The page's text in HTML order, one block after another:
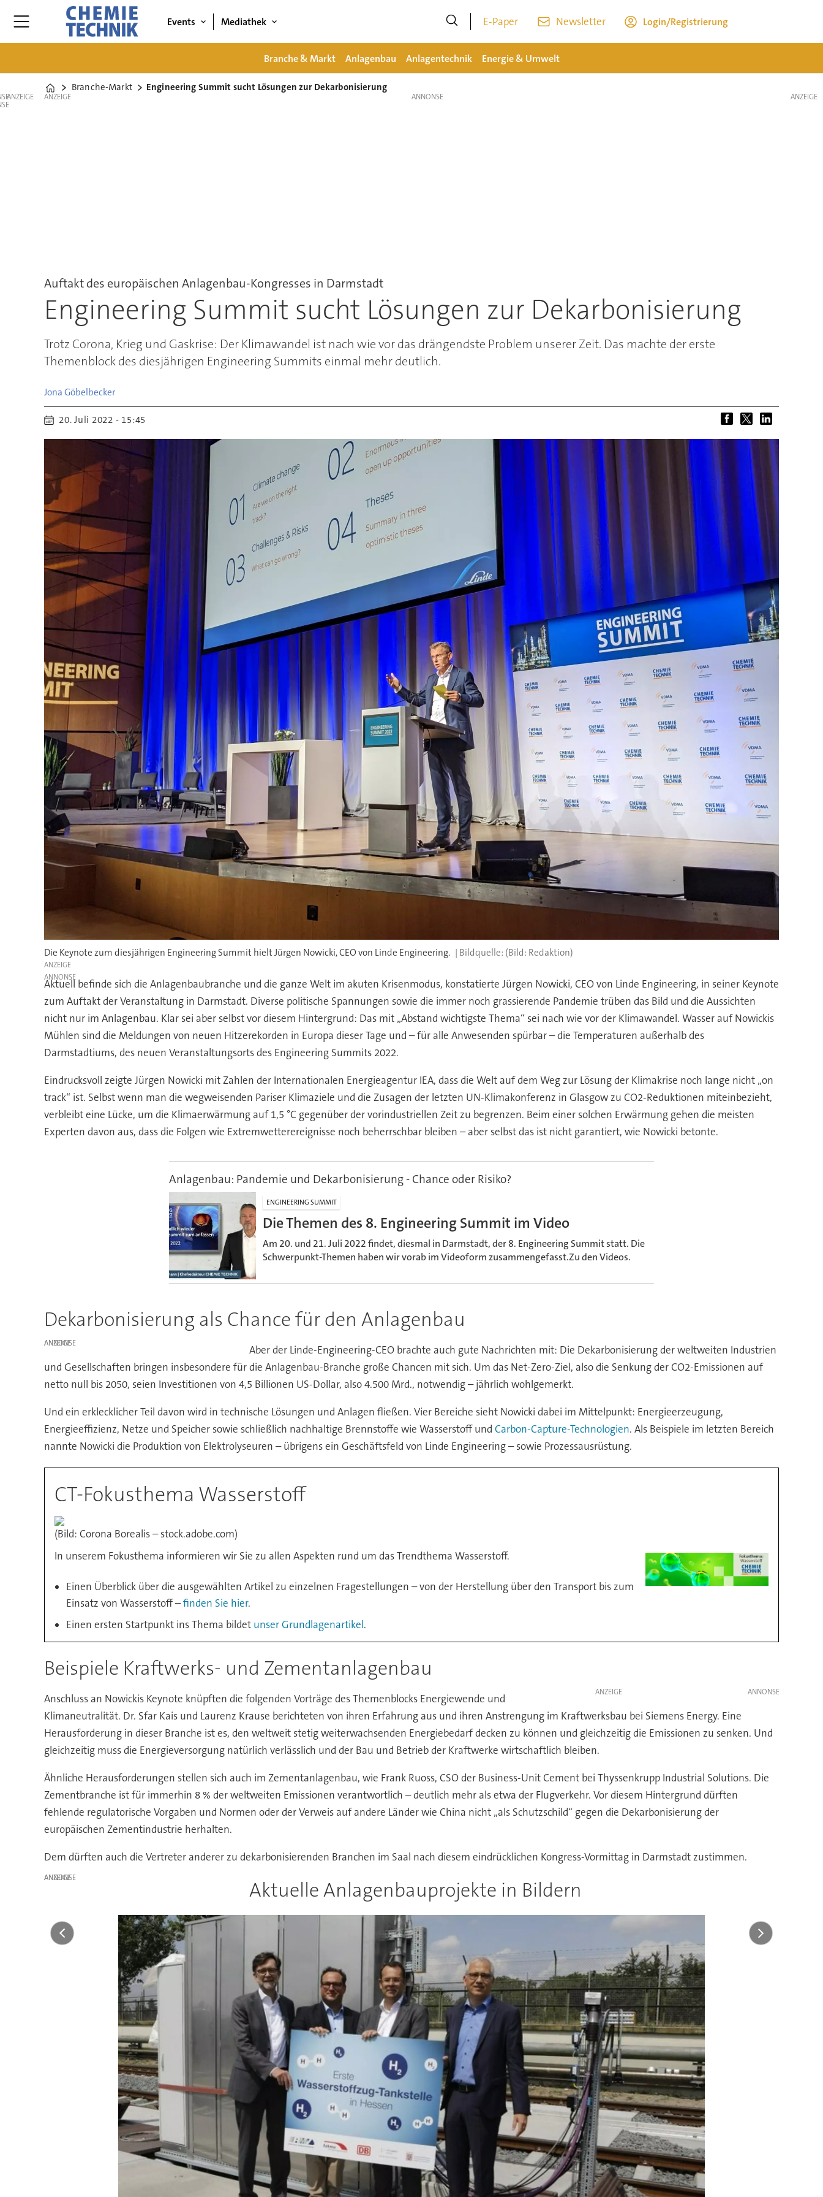
Events Mediathek E-Paper Newsletter Login/Registrierung
Branche & Markt Anlagenbau Anlagentechnik Energie & Umwelt
Home
Branche-Markt Engineering Summit sucht Lösungen zur Dekarbonisierung
ANZEIGE ANZEIGE
Auftakt des europäischen Anlagenbau-Kongresses in Darmstadt
Engineering Summit sucht Lösungen zur Dekarbonisierung
Trotz Corona, Krieg und Gaskrise: Der Klimawandel ist nach wie vor das drängendste Problem unserer Zeit. Das machte der erste
Themenblock des diesjährigen Engineering Summits einmal mehr deutlich.
Jona Göbelbecker
20. Juli 2022 - 15:45
Die Keynote zum diesjährigen Engineering Summit hielt Jürgen Nowicki, CEO von Linde Engineering. (Bild: Redaktion)
ANZEIGE
Aktuell befinde sich die Anlagenbaubranche und die ganze Welt im akuten Krisenmodus, konstatierte Jürgen Nowicki, CEO von Linde Engineering, in seiner Keynote
zum Auftakt der Veranstaltung in Darmstadt. Diverse politische Spannungen sowie die immer noch grassierende Pandemie trüben das Bild und die Aussichten
nicht nur im Anlagenbau. Klar sei aber selbst vor diesem Hintergrund: Das mit „Abstand wichtigste Thema“ sei nach wie vor der Klimawandel. Wasser auf Nowickis
Mühlen sind die Meldungen von neuen Hitzerekorden in Europa dieser Tage und – für alle Anwesenden spürbar – die Temperaturen außerhalb des
Darmstadtiums, des neuen Veranstaltungsorts des Engineering Summits 2022.
Eindrucksvoll zeigte Jürgen Nowicki mit Zahlen der Internationalen Energieagentur IEA, dass die Welt auf dem Weg zur Lösung der Klimakrise noch lange nicht „on
track“ ist. Selbst wenn man die wegweisenden Pariser Klimaziele und die Zusagen der letzten UN-Klimakonferenz in Glasgow zu CO2-Reduktionen miteinbezieht,
verbleibt eine Lücke, um die Klimaerwärmung auf 1,5 °C gegenüber der vorindustriellen Zeit zu begrenzen. Beim einer solchen Erwärmung gehen die meisten
Experten davon aus, dass die Folgen wie Extremwetterereignisse noch beherrschbar bleiben – aber selbst das ist nicht garantiert, wie Nowicki betonte.
Anlagenbau: Pandemie und Dekarbonisierung - Chance oder Risiko?
ENGINEERING SUMMIT
Die Themen des 8. Engineering Summit im Video
Am 20. und 21. Juli 2022 findet, diesmal in Darmstadt, der 8. Engineering Summit statt. Die
Schwerpunkt-Themen haben wir vorab im Videoform zusammengefasst.Zu den Videos.
Dekarbonisierung als Chance für den Anlagenbau
ANZEIGE
Aber der Linde-Engineering-CEO brachte auch gute Nachrichten mit: Die Dekarbonisierung der weltweiten Industrien
und Gesellschaften bringen insbesondere für die Anlagenbau-Branche große Chancen mit sich. Um das Net-Zero-Ziel, also die Senkung der CO2-Emissionen auf
netto null bis 2050, seien Investitionen von 4,5 Billionen US-Dollar, also 4.500 Mrd., notwendig – jährlich wohlgemerkt.
Und ein erklecklicher Teil davon wird in technische Lösungen und Anlagen fließen. Vier Bereiche sieht Nowicki dabei im Mittelpunkt: Energieerzeugung,
Energieeffizienz, Netze und Speicher sowie schließlich nachhaltige Brennstoffe wie Wasserstoff und Carbon-Capture-Technologien. Als Beispiele im letzten Bereich
nannte Nowicki die Produktion von Elektrolyseuren – übrigens ein Geschäftsfeld von Linde Engineering – sowie Prozessausrüstung.
CT-Fokusthema Wasserstoff
(Bild: Corona Borealis – stock.adobe.com)
In unserem Fokusthema informieren wir Sie zu allen Aspekten rund um das Trendthema Wasserstoff.
Einen Überblick über die ausgewählten Artikel zu einzelnen Fragestellungen – von der Herstellung über den Transport bis zum
Einsatz von Wasserstoff –finden Sie hier.
Einen ersten Startpunkt ins Thema bildet unser Grundlagenartikel.
Beispiele Kraftwerks- und Zementanlagenbau
ANZEIGE
Anschluss an Nowickis Keynote knüpften die folgenden Vorträge des Themenblocks Energiewende und
Klimaneutralität. Dr. Sfar Kais und Laurenz Krause berichteten von ihren Erfahrung aus und ihren Anstrengung im Kraftwerksbau bei Siemens Energy. Eine
Herausforderung in dieser Branche ist es, den weltweit stetig weiterwachsenden Energiebedarf decken zu können und gleichzeitig die Emissionen zu senken. Und
gleichzeitig muss die Energieversorgung natürlich verlässlich und der Bau und Betrieb der Kraftwerke wirtschaftlich bleiben.
Ähnliche Herausforderungen stellen sich auch im Zementanlagenbau, wie Frank Ruoss, CSO der Business-Unit Cement bei Thyssenkrupp Industrial Solutions. Die
Zementbranche ist für immerhin 8 % der weltweiten Emissionen verantwortlich – deutlich mehr als etwa der Flugverkehr. Vor diesem Hintergrund dürften
fehlende regulatorische Vorgaben und Normen oder der Verweis auf andere Länder wie China nicht „als Schutzschild“ gegen die Dekarbonisierung der
europäischen Zementindustrie herhalten.
Dem dürften auch die Vertreter anderer zu dekarbonisierenden Branchen im Saal nach diesem eindrücklichen Kongress-Vormittag in Darmstadt zustimmen.
ANZEIGE Aktuelle Anlagenbauprojekte in Bildern
ANZEIGE